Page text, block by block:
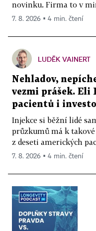
novinku. Firma to v
7. 8. 2026 ▪ 4 min. čtení
LUDĚK VAINERT
Nehladov,
vezmi prášek. Eli
pacientů i
Injekce si běžní lidé
průzkumů má k
z deseti amerických
7. 8. 2026 ▪ 4 min. čtení